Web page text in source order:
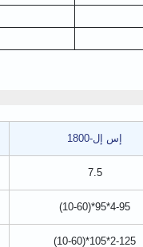
إس إل-1800
7.5
4-95*95*(10-60)
2-125*105*(10-60)